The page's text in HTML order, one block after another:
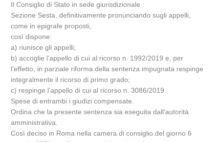
Il Consiglio di Stato in sede giurisdizionale
Sezione Sesta, definitivamente pronunciando sugli appelli,
come in epigrafe proposti,
così dispone:
a) riunisce gli appelli;
b) accoglie l’appello di cui al ricorso n. 1992/2019 e, per
l’effetto, in parziale riforma della sentenza impugnata respinge
integralmente il ricorso di primo grado;
c) respinge l’appello di cui al ricorso n. 3086/2019.
Spese di entrambi i giudizi compensate.
Ordina che la presente sentenza sia eseguita dall’autorità
amministrativa.
Così deciso in Roma nella camera di consiglio del giorno 6